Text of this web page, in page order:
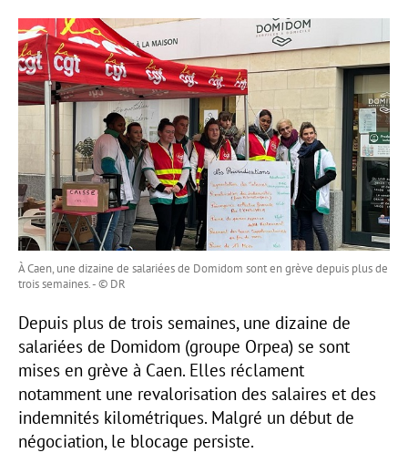
À Caen, une dizaine de salariées de Domidom sont en grève depuis plus de
trois semaines. - © DR
Depuis plus de trois semaines, une dizaine de
salariées de Domidom (groupe Orpea) se sont
mises en grève à Caen. Elles réclament
notamment une revalorisation des salaires et des
indemnités kilométriques. Malgré un début de
négociation, le blocage persiste.